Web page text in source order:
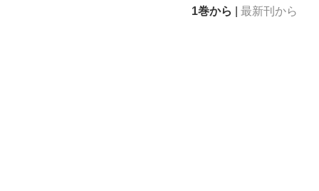
1巻から 最新刊から